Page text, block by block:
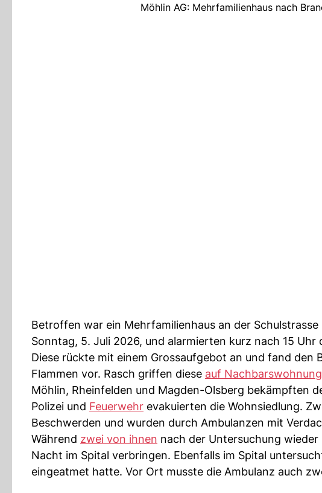
Möhlin AG: Mehrfamilienhaus nach
Betroffen war ein Mehrfamilienhaus an der
Sonntag, 5. Juli 2026, und alarmierten kurz nach 15 Uhr
Diese rückte mit einem Grossaufgebot an und fand den
Flammen vor. Rasch griffen diese auf
Möhlin, Rheinfelden und Magden-Olsberg bekämpften
Polizei und Feuerwehr evakuierten die Wohnsiedlung.
Beschwerden und wurden durch Ambulanzen mit
Während zwei von ihnen nach der Untersuchung
Nacht im Spital verbringen. Ebenfalls im Spital
eingeatmet hatte. Vor Ort musste die Ambulanz auch